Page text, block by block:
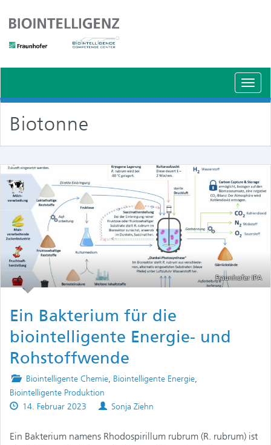
Biotonne
Fraunhofer IPA
Ein Bakterium für die
biointelligente Energie- und
Rohstoffwende
Posted
in
Biointelligente Chemie, Biointelligente Energie,
Biointelligente Produktion
Published
14. Februar 2023 Authors
Sonja Ziehn
Ein Bakterium namens Rhodospirillum rubrum (R. rubrum) ist